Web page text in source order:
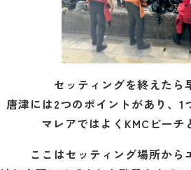
セッティングを終えたら
唐津には2つのポイントがあり、
マレアではよくKMCビーチ
ここはセッティング場所から